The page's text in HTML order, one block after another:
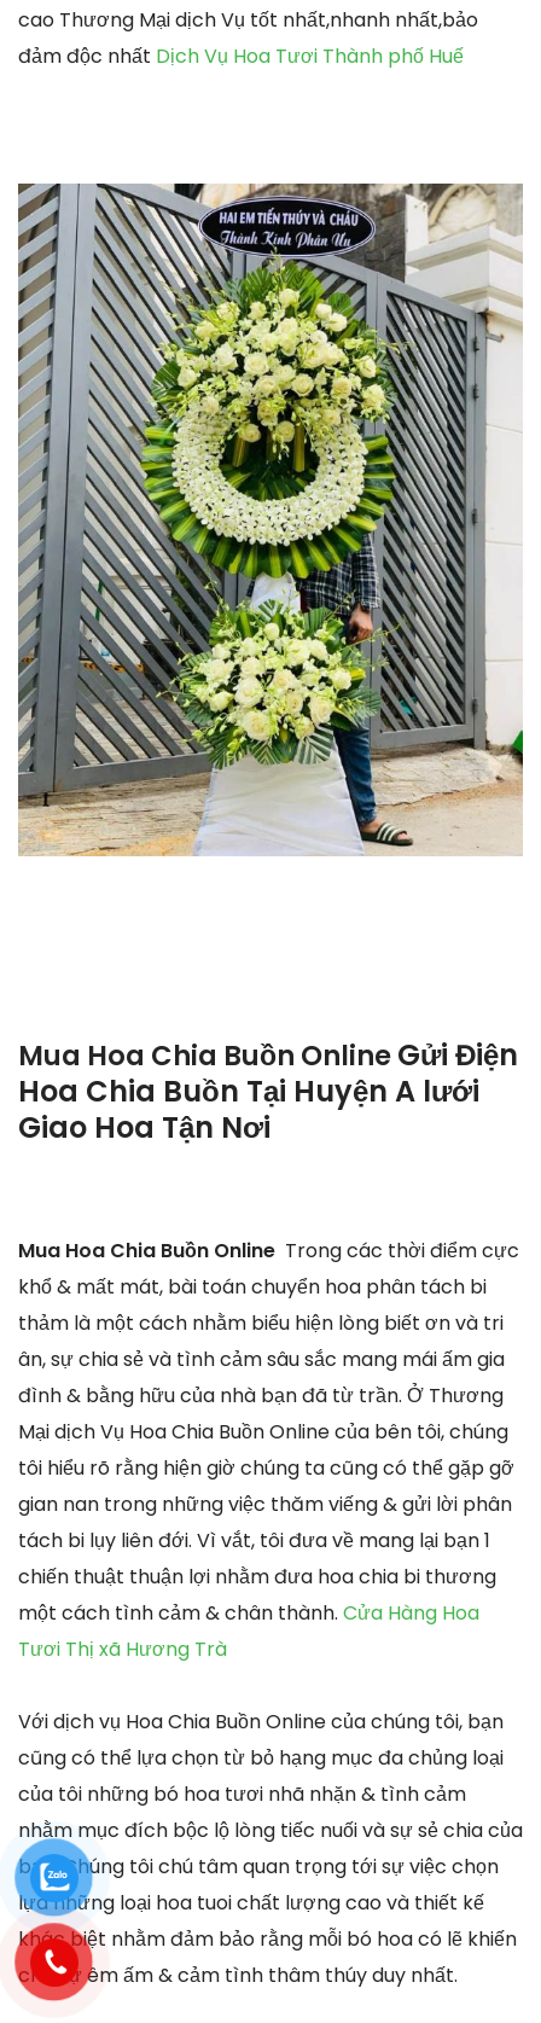
cao Thương Mại dịch Vụ tốt nhất,nhanh nhất,bảo
đảm độc nhất Dịch Vụ Hoa Tươi Thành phố Huế
Mua Hoa Chia Buồn OnlineGửi Điện
Hoa Chia Buồn Tại Huyện A lưới
Giao Hoa Tận Nơi
Mua Hoa Chia Buồn Online Trong các thời điểm cực
khổ & mất mát, bài toán chuyển hoa phân tách bi
thảm là một cách nhằm biểu hiện lòng biết ơn và tri
ân, sự chia sẻ và tình cảm sâu sắc mang mái ấm gia
đình & bằng hữu của nhà bạn đã từ trần. Ở Thương
Mại dịch Vụ Hoa Chia Buồn Online của bên tôi, chúng
tôi hiểu rõ rằng hiện giờ chúng ta cũng có thể gặp gỡ
gian nan trong những việc thăm viếng & gửi lời phân
tách bi lụy liên đới. Vì vắt, tôi đưa về mang lại bạn 1
chiến thuật thuận lợi nhằm đưa hoa chia bi thương
một cách tình cảm & chân thành. Cửa Hàng Hoa
Tươi Thị xã Hương Trà
Với dịch vụ Hoa Chia Buồn Online của chúng tôi, bạn
cũng có thể lựa chọn từ bỏ hạng mục đa chủng loại
của tôi những bó hoa tươi nhã nhặn & tình cảm
nhằm mục đích bộc lộ lòng tiếc nuối và sự sẻ chia của
bạn. Chúng tôi chú tâm quan trọng tới sự việc chọn
lựa những loại hoa tuoi chất lượng cao và thiết kế
khác biệt nhằm đảm bảo rằng mỗi bó hoa có lẽ khiến
cho sự êm ấm & cảm tình thâm thúy duy nhất.